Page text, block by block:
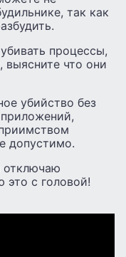
так как
процессы,
что они
убийство без
допустимо.
отключаю
с головой!